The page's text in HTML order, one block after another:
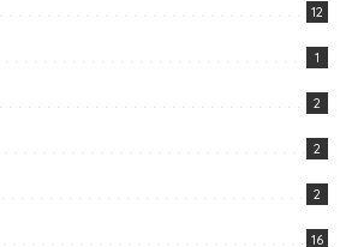
12
1
2
2
2
16